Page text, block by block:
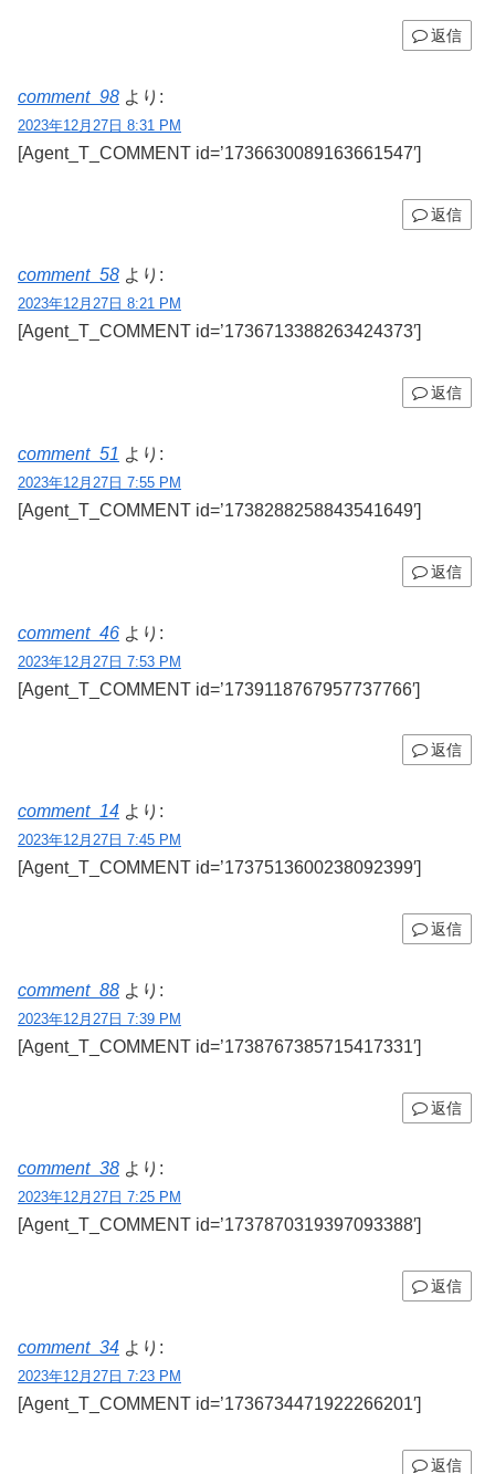
返信
comment_98 より:
2023年12月27日 8:31 PM
[Agent_T_COMMENT id=’1736630089163661547′]
返信
comment_58 より:
2023年12月27日 8:21 PM
[Agent_T_COMMENT id=’1736713388263424373′]
返信
comment_51 より:
2023年12月27日 7:55 PM
[Agent_T_COMMENT id=’1738288258843541649′]
返信
comment_46 より:
2023年12月27日 7:53 PM
[Agent_T_COMMENT id=’1739118767957737766′]
返信
comment_14 より:
2023年12月27日 7:45 PM
[Agent_T_COMMENT id=’1737513600238092399′]
返信
comment_88 より:
2023年12月27日 7:39 PM
[Agent_T_COMMENT id=’1738767385715417331′]
返信
comment_38 より:
2023年12月27日 7:25 PM
[Agent_T_COMMENT id=’1737870319397093388′]
返信
comment_34 より:
2023年12月27日 7:23 PM
[Agent_T_COMMENT id=’1736734471922266201′]
返信